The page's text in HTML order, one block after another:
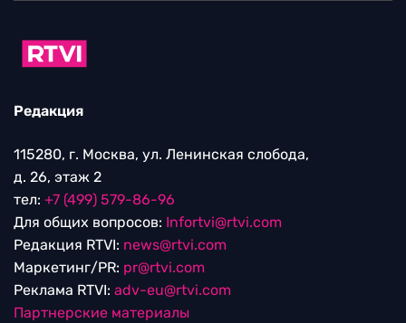
Редакция
115280, г. Москва, ул. Ленинская слобода,
д. 26, этаж 2
тел: +7 (499) 579-86-96
Для общих вопросов: Infortvi@rtvi.com
Редакция RTVI: news@rtvi.com
Маркетинг/PR: pr@rtvi.com
Реклама RTVI: adv-eu@rtvi.com
Партнерские материалы